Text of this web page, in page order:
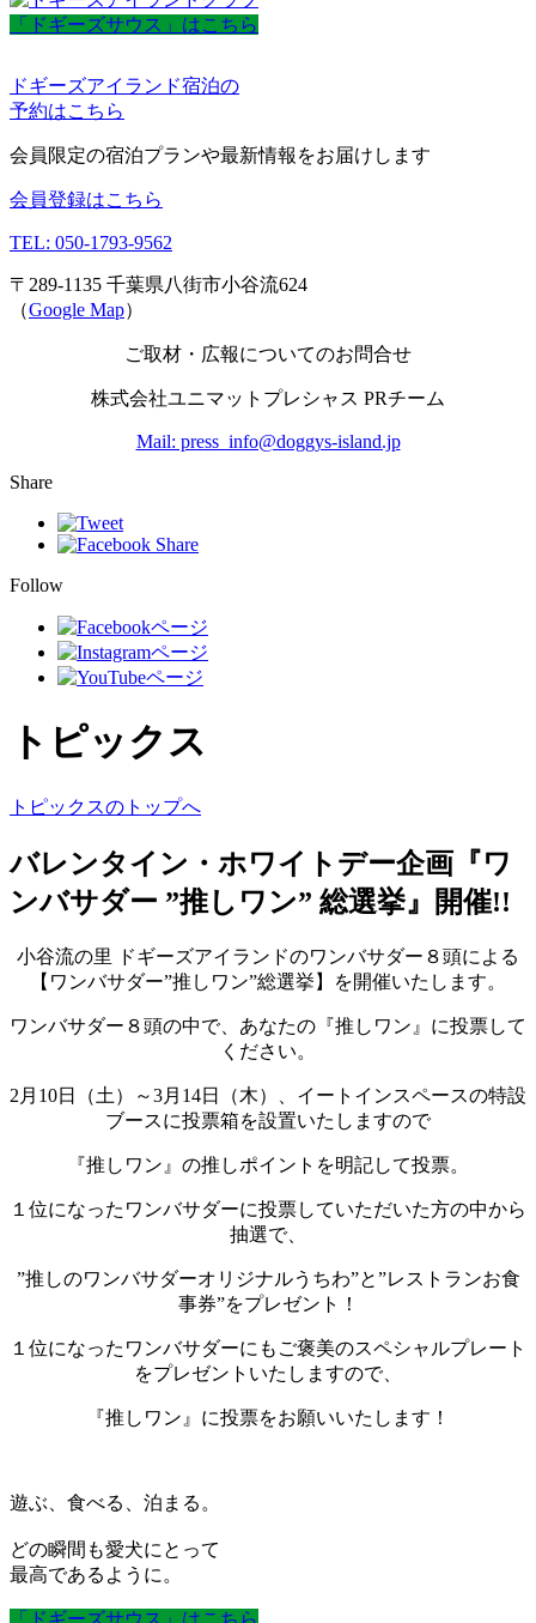
「ドギーズサウス」はこちら
ドギーズアイランド宿泊の
予約はこちら
会員限定の宿泊プランや最新情報をお届けします
会員登録はこちら
TEL: 050-1793-9562
〒289-1135 千葉県八街市小谷流624
（Google Map）
ご取材・広報についてのお問合せ
株式会社ユニマットプレシャス PRチーム
Mail: press_info@doggys-island.jp
Share
Follow
トピックス
トピックスのトップへ
バレンタイン・ホワイトデー企画『ワ
ンバサダー ”推しワン” 総選挙』開催!!
小谷流の里 ドギーズアイランドのワンバサダー８頭による
【ワンバサダー”推しワン”総選挙】を開催いたします。
ワンバサダー８頭の中で、あなたの『推しワン』に投票して
ください。
2月10日（土）～3月14日（木）、イートインスペースの特設
ブースに投票箱を設置いたしますので
『推しワン』の推しポイントを明記して投票。
１位になったワンバサダーに投票していただいた方の中から
抽選で、
”推しのワンバサダーオリジナルうちわ”と”レストランお食
事券”をプレゼント！
１位になったワンバサダーにもご褒美のスペシャルプレート
をプレゼントいたしますので、
『推しワン』に投票をお願いいたします！
遊ぶ、食べる、泊まる。
どの瞬間も愛犬にとって
最高であるように。
「ドギーズサウス」はこちら